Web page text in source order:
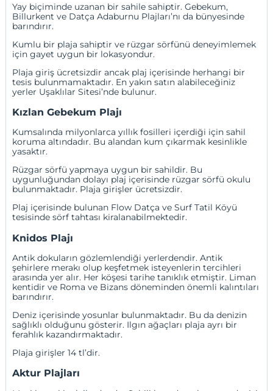
Yay biçiminde uzanan bir sahile sahiptir. Gebekum,
Billurkent ve Datça Adaburnu Plajları’nı da bünyesinde
barındırır.
Kumlu bir plaja sahiptir ve rüzgar sörfünü deneyimlemek
için gayet uygun bir lokasyondur.
Plaja giriş ücretsizdir ancak plaj içerisinde herhangi bir
tesis bulunmamaktadır. En yakın satın alabileceğiniz
yerler Uşaklılar Sitesi’nde bulunur.
Kızlan Gebekum Plajı
Kumsalında milyonlarca yıllık fosilleri içerdiği için sahil
koruma altındadır. Bu alandan kum çıkarmak kesinlikle
yasaktır.
Rüzgar sörfü yapmaya uygun bir sahildir. Bu
uygunluğundan dolayı plaj içerisinde rüzgar sörfü okulu
bulunmaktadır. Plaja girişler ücretsizdir.
Plaj içerisinde bulunan Flow Datça ve Surf Tatil Köyü
tesisinde sörf tahtası kiralanabilmektedir.
Knidos Plajı
Antik dokuların gözlemlendiği yerlerdendir. Antik
şehirlere merakı olup keşfetmek isteyenlerin tercihleri
arasında yer alır. Her köşesi tarihe tanıklık etmiştir. Liman
kentidir ve Roma ve Bizans döneminden önemli kalıntıları
barındırır.
Deniz içerisinde yosunlar bulunmaktadır. Bu da denizin
sağlıklı olduğunu gösterir. Ilgın ağaçları plaja ayrı bir
ferahlık kazandırmaktadır.
Plaja girişler 14 tl’dir.
Aktur Plajları